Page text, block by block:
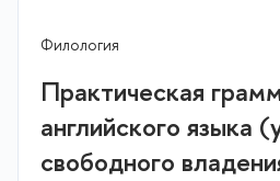
Филология
Практическая
английского языка
свободного